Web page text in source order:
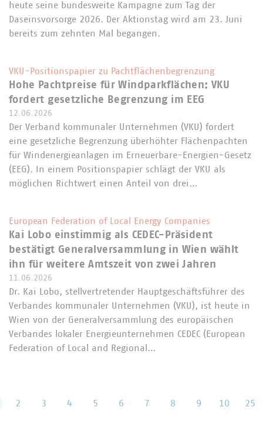
heute seine bundesweite Kampagne zum Tag der
Daseinsvorsorge 2026. Der Aktionstag wird am 23. Juni
bereits zum zehnten Mal begangen.
VKU-Positionspapier zu Pachtflächenbegrenzung
Hohe Pachtpreise für Windparkflächen: VKU
fordert gesetzliche Begrenzung im EEG
12.06.2026
Der Verband kommunaler Unternehmen (VKU) fordert
eine gesetzliche Begrenzung überhöhter Flächenpachten
für Windenergieanlagen im Erneuerbare-Energien-Gesetz
(EEG). In einem Positionspapier schlägt der VKU als
möglichen Richtwert einen Anteil von drei…
European Federation of Local Energy Companies
Kai Lobo einstimmig als CEDEC-Präsident
bestätigt Generalversammlung in Wien wählt
ihn für weitere Amtszeit von zwei Jahren
11.06.2026
Dr. Kai Lobo, stellvertretender Hauptgeschäftsführer des
Verbandes kommunaler Unternehmen (VKU), ist heute in
Wien von der Generalversammlung des europäischen
Verbandes lokaler Energieunternehmen CEDEC (European
Federation of Local and Regional…
2 3 4 5 6 7 8 9 10 25